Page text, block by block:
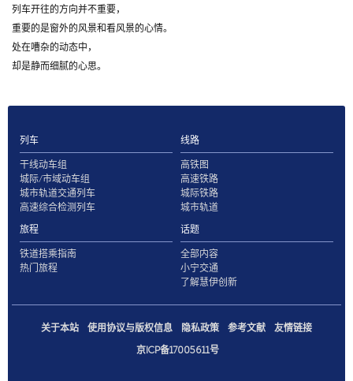
列车开往的方向并不重要，
重要的是窗外的风景和看风景的心情。
处在嘈杂的动态中，
却是静而细腻的心思。
列车
干线动车组
城际/市域动车组
城市轨道交通列车
高速综合检测列车
线路
高铁图
高速铁路
城际铁路
城市轨道
旅程
铁道搭乘指南
热门旅程
话题
全部内容
小宁交通
了解慧伊创新
关于本站 使用协议与版权信息 隐私政策 参考文献
友情链接
京ICP备17005611号